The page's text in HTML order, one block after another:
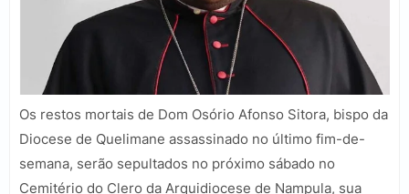
Os restos mortais de Dom Osório Afonso Sitora, bispo da
Diocese de Quelimane assassinado no último fim-de-
semana, serão sepultados no próximo sábado no
Cemitério do Clero da Arquidiocese de Nampula, sua